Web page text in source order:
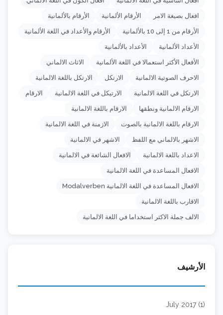
افعال بصيغة الامر الأرقام الألمانية الأرقام بالألمانية
الأرقام من 1 إلى 10 بالألمانية الأرقام والأعداد في اللغة الألمانية
الأعداد الألمانية الأعداد بالألمانية
الأفعال الأكثر استعمالا في اللغة الألمانية الاثاث الالماني
الاحرف الصوتية الالمانية الارتكل الارتكل باللغة الالمانية
الارتكل في اللغة الالمانية الارتيكل في اللغة الالمانية الارقام
الارقام الالمانية ونطقها الارقام باللغة الالمانية
الارقام باللغة الالمانية بالصوت الازمنة في اللغة الالمانية
الاشهر بالالماني مع اللفظ الاشهر في الالمانية
الاعداد باللغة الالمانية الافعال الشائعة في الالمانية
الافعال المساعدة في اللغة الالمانية
الافعال المساعدة في اللغة الالمانية Modalverben
الاقارب باللغة الالمانية
الالف جملة الاكثر استخداما في اللغة الالمانية
الأرشيف
July 2017 (1)